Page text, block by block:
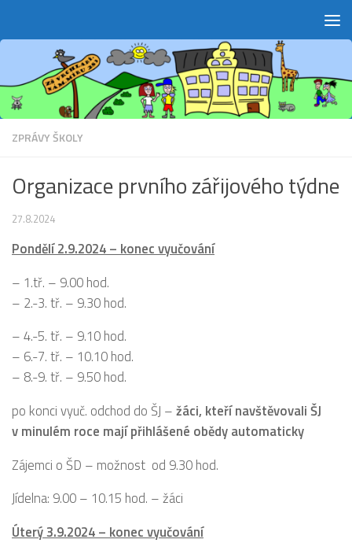
ZPRÁVY ŠKOLY
Organizace prvního zářijového týdne
27.8.2024
Pondělí 2.9.2024 – konec vyučování
– 1.tř. – 9.00 hod.
– 2.-3. tř. – 9.30 hod.
– 4.-5. tř. – 9.10 hod.
– 6.-7. tř. – 10.10 hod.
– 8.-9. tř. – 9.50 hod.
po konci vyuč. odchod do ŠJ – žáci, kteří navštěvovali ŠJ
v minulém roce mají přihlášené obědy automaticky
Zájemci o ŠD – možnost od 9.30 hod.
Jídelna: 9.00 – 10.15 hod. – žáci
Úterý 3.9.2024 – konec vyučování